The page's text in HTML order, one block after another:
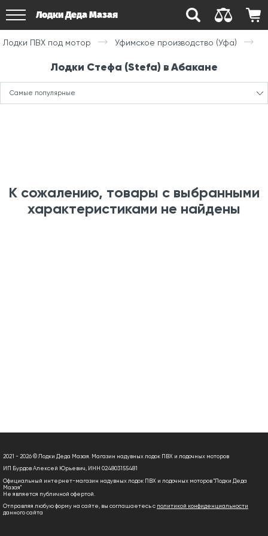
Лодки Деда Мазая
Лодки ПВХ под мотор Уфимское производство (Уфа)
Лодки Стефа (Stefa) в Абакане
Самые популярные
К сожалению, товары с выбранными
характеристиками не найдены
2021 - 2026 © Лодки Деда Мазая. Магазин надувных лодок ПВХ и лодочных моторов
ИП Бурдов Алексей Юрьевич, ИНН 024803155481
Официальный интернет-магазин надувных лодок ПВХ и лодочных моторов "Лодки Деда
Мазая"
Не является публичной офертой.
Отправляя любую форму на сайте, вы соглашаетесь с политикой конфиденциальности
данного сайта